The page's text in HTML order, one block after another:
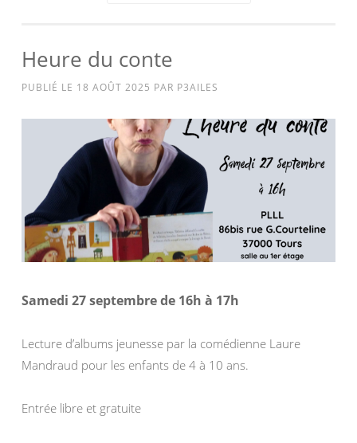
Heure du conte
PUBLIÉ LE 18 AOÛT 2025 PAR P3AILES
Samedi 27 septembre de 16h à 17h
Lecture d’albums jeunesse par la comédienne Laure
Mandraud pour les enfants de 4 à 10 ans.
Entrée libre et gratuite